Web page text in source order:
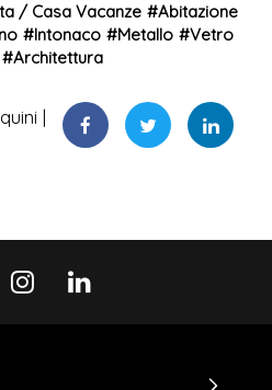
/ Casa Vacanze #Abitazione
#Intonaco #Metallo #Vetro
#Architettura